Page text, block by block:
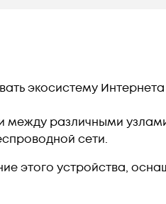
экосистему
между различными
сети.
этого устройства,